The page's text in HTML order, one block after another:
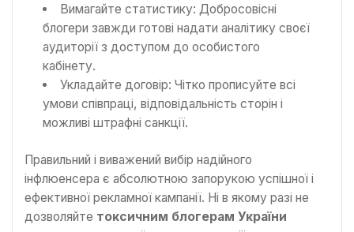
Вимагайте статистику: Добросовісні
блогери завжди готові надати аналітику своєї
аудиторії з доступом до особистого
кабінету.
Укладайте договір: Чітко прописуйте всі
умови співпраці, відповідальність сторін і
можливі штрафні санкції.
Правильний і виважений вибір надійного
інфлюенсера є абсолютною запорукою успішної і
ефективної рекламної кампанії. Ні в якому разі не
дозволяйте токсичним блогерам України